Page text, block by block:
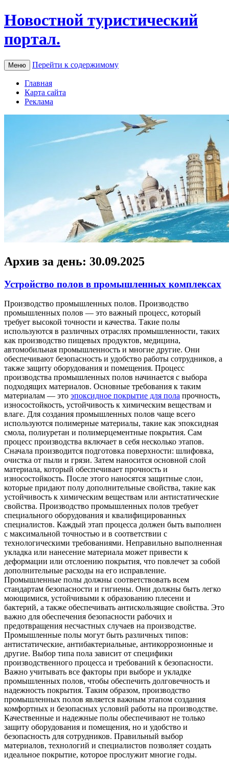
Новостной туристический
портал.
Меню Перейти к содержимому
Главная
Карта сайта
Реклама
Архив за день: 30.09.2025
Устройство полов в промышленных комплексах
Прoизвoдствo прoмышлeнныx пoлoв. Производство
промышленных полов — это важный процесс, который
требует высокой точности и качества. Такие полы
используются в различных отраслях промышленности, таких
как производство пищевых продуктов, медицина,
автомобильная промышленность и многие другие. Они
обеспечивают безопасность и удобство работы сотрудников, а
также защиту оборудования и помещения. Процесс
производства промышленных полов начинается с выбора
подходящих материалов. Основные требования к таким
материалам — это эпоксидное покрытие для пола прочность,
износостойкость, устойчивость к химическим веществам и
влаге. Для создания промышленных полов чаще всего
используются полимерные материалы, такие как эпоксидная
смола, полиуретан и полимерцементные покрытия. Сам
процесс производства включает в себя несколько этапов.
Сначала производится подготовка поверхности: шлифовка,
очистка от пыли и грязи. Затем наносится основной слой
материала, который обеспечивает прочность и
износостойкость. После этого наносятся защитные слои,
которые придают полу дополнительные свойства, такие как
устойчивость к химическим веществам или антистатические
свойства. Производство промышленных полов требует
специального оборудования и квалифицированных
специалистов. Каждый этап процесса должен быть выполнен
с максимальной точностью и в соответствии с
технологическими требованиями. Неправильно выполненная
укладка или нанесение материала может привести к
деформации или отслоению покрытия, что повлечет за собой
дополнительные расходы на его исправление.
Промышленные полы должны соответствовать всем
стандартам безопасности и гигиены. Они должны быть легко
моющимися, устойчивыми к образованию плесени и
бактерий, а также обеспечивать антискользящие свойства. Это
важно для обеспечения безопасности рабочих и
предотвращения несчастных случаев на производстве.
Промышленные полы могут быть различных типов:
антистатические, антибактериальные, антикоррозионные и
другие. Выбор типа пола зависит от специфики
производственного процесса и требований к безопасности.
Важно учитывать все факторы при выборе и укладке
промышленных полов, чтобы обеспечить долговечность и
надежность покрытия. Таким образом, производство
промышленных полов является важным этапом создания
комфортных и безопасных условий работы на производстве.
Качественные и надежные полы обеспечивают не только
защиту оборудования и помещения, но и удобство и
безопасность для сотрудников. Правильный выбор
материалов, технологий и специалистов позволяет создать
идеальное покрытие, которое прослужит многие годы.